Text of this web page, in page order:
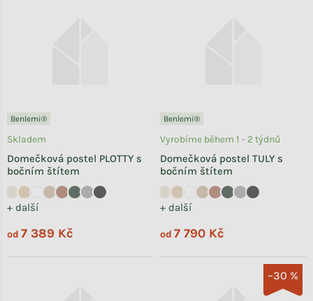
Benlemi®
Domečková postel PLOTTY s
bočním štítem
+ další
Skladem
od 7 389 Kč
Benlemi®
Domečková postel TULY s
bočním štítem
+ další
Vyrobíme během 1 - 2 týdnů
od 7 790 Kč
–30 %